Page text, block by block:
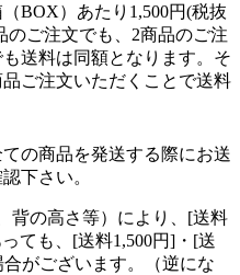
BOX）あたり1,500円(税抜
のご注文でも、2商品のご注
送料は同額となります。そ
ご注文いただくことで送料
の商品を発送する際にお送
下さい。
背の高さ等）により、[送料
ても、[送料1,500円]・[送
がございます。（逆にな